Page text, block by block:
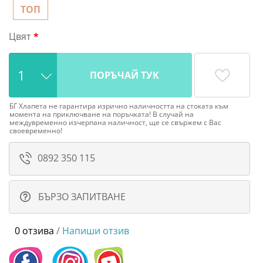
ТОП
Цвят
ПОРЪЧАЙ ТУК
БГ Хлапета не гарантира изрично наличността на стоката към
момента на приключване на поръчката! В случай на
междувременно изчерпана наличност, ще се свържем с Вас
своевременно!
0892 350 115
БЪРЗО ЗАПИТВАНЕ
0 отзива / Напиши отзив